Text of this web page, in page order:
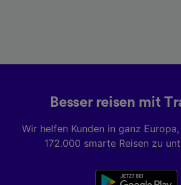
Besser reisen mit
Wir helfen Kunden in ganz
172.000 smarte Reisen zu